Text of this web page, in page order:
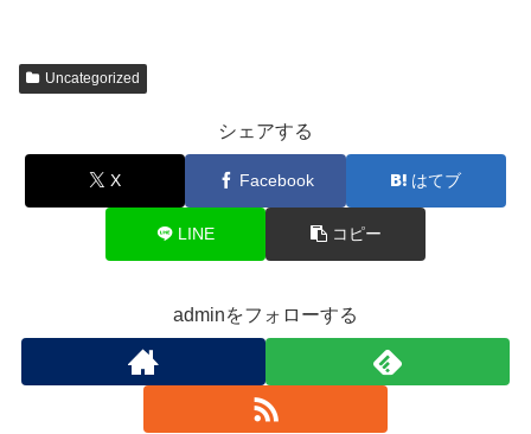
Uncategorized
シェアする
X Facebook はてブ
LINE コピー
adminをフォローする